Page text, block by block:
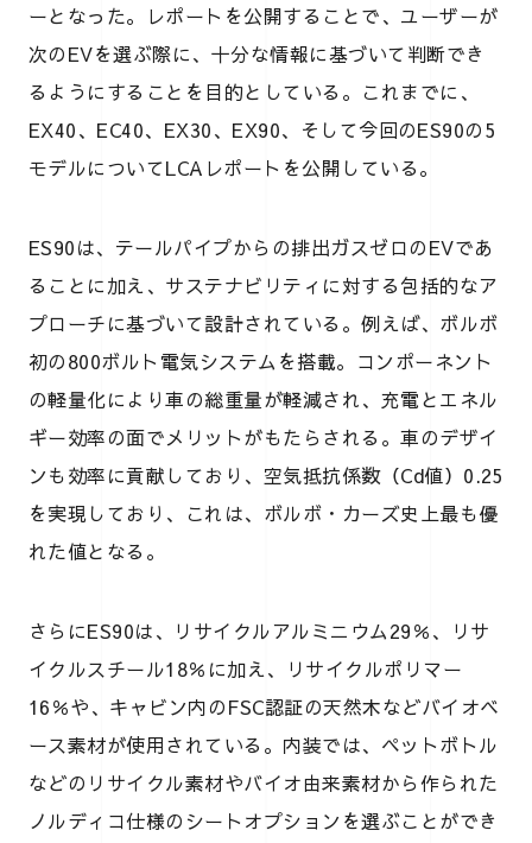
ーとなった。レポートを公開することで、ユーザーが
次のEVを選ぶ際に、十分な情報に基づいて判断でき
るようにすることを目的としている。これまでに、
EX40、EC40、EX30、EX90、そして今回のES90の5
モデルについてLCAレポートを公開している。
ES90は、テールパイプからの排出ガスゼロのEVであ
ることに加え、サステナビリティに対する包括的なア
プローチに基づいて設計されている。例えば、ボルボ
初の800ボルト電気システムを搭載。コンポーネント
の軽量化により車の総重量が軽減され、充電とエネル
ギー効率の面でメリットがもたらされる。車のデザイ
ンも効率に貢献しており、空気抵抗係数（Cd値）0.25
を実現しており、これは、ボルボ・カーズ史上最も優
れた値となる。
さらにES90は、リサイクルアルミニウム29％、リサ
イクルスチール18％に加え、リサイクルポリマー
16％や、キャビン内のFSC認証の天然木などバイオベ
ース素材が使用されている。内装では、ペットボトル
などのリサイクル素材やバイオ由来素材から作られた
ノルディコ仕様のシートオプションを選ぶことができ